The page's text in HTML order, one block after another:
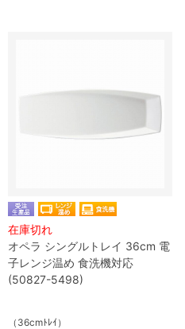
在庫切れ
オペラ シングルトレイ 36cm 電
子レンジ温め 食洗機対応
(50827-5498)
（36cmﾄﾚｲ）